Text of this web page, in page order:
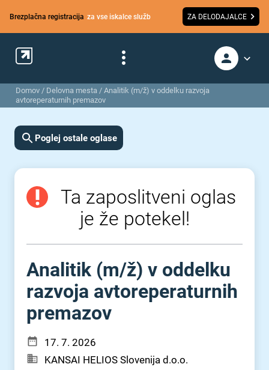
Brezplačna registracija za vse iskalce služb ZA DELODAJALCE
Domov / Delovna mesta / Analitik (m/ž) v oddelku razvoja
avtoreperaturnih premazov
Poglej ostale oglase
Ta zaposlitveni oglas
je že potekel!
Analitik (m⁠/⁠ž) v oddelku
razvoja avtoreperaturnih
premazov
17. 7. 2026
KANSAI HELIOS Slovenija d.o.o.